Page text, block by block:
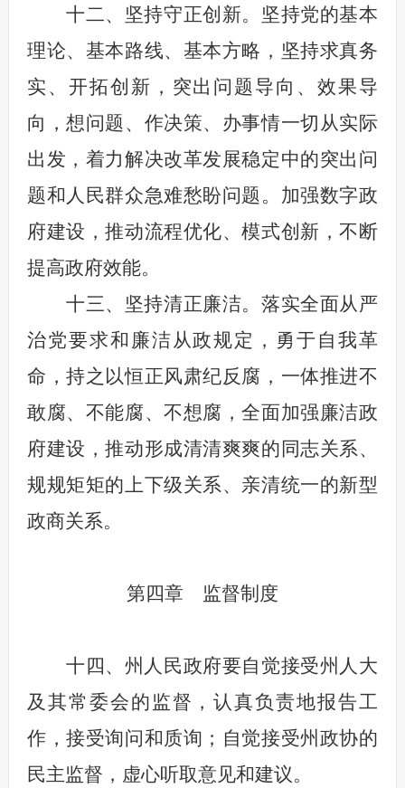
十二、坚持守正创新。坚持党的基本
理论、基本路线、基本方略，坚持求真务
实、开拓创新，突出问题导向、效果导
向，想问题、作决策、办事情一切从实际
出发，着力解决改革发展稳定中的突出问
题和人民群众急难愁盼问题。加强数字政
府建设，推动流程优化、模式创新，不断
提高政府效能。
十三、坚持清正廉洁。落实全面从严
治党要求和廉洁从政规定，勇于自我革
命，持之以恒正风肃纪反腐，一体推进不
敢腐、不能腐、不想腐，全面加强廉洁政
府建设，推动形成清清爽爽的同志关系、
规规矩矩的上下级关系、亲清统一的新型
政商关系。
第四章 监督制度
十四、州人民政府要自觉接受州人大
及其常委会的监督，认真负责地报告工
作，接受询问和质询；自觉接受州政协的
民主监督，虚心听取意见和建议。